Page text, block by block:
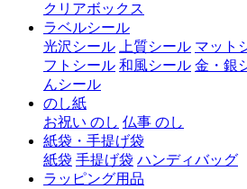
クリアボックス
ラベルシール
光沢シール
上質シール マット
フトシール 和風シール 金・銀
んシール
のし紙
お祝い のし 仏事 のし
紙袋・手提げ袋
紙袋 手提げ袋 ハンディバッグ
ラッピング用品